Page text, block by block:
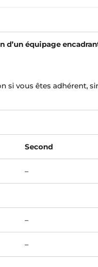
d’un équipage
si vous êtes adhérent,
Second
–
–
–